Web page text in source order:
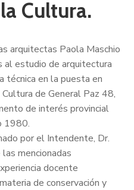
Cultura.
arquitectas Paola Maschio
al estudio de arquitectura
técnica en la puesta en
de General Paz 48,
de interés provincial
1980.
por el Intendente, Dr.
mencionadas
docente
de conservación y